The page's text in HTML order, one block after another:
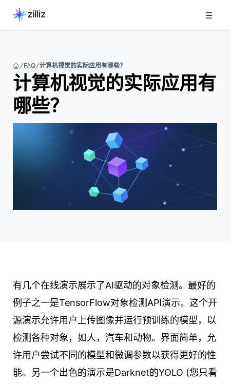
FAQ 计算机视觉的实际应用有哪些？
计算机视觉的实际应用有
哪些？
有几个在线演示展示了AI驱动的对象检测。最好的
例子之一是TensorFlow对象检测API演示。这个开
源演示允许用户上传图像并运行预训练的模型，以
检测各种对象，如人，汽车和动物。界面简单，允
许用户尝试不同的模型和微调参数以获得更好的性
能。另一个出色的演示是Darknet的YOLO (您只看